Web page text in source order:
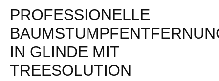
PROFESSIONELLE
IN GLINDE MIT
TREESOLUTION